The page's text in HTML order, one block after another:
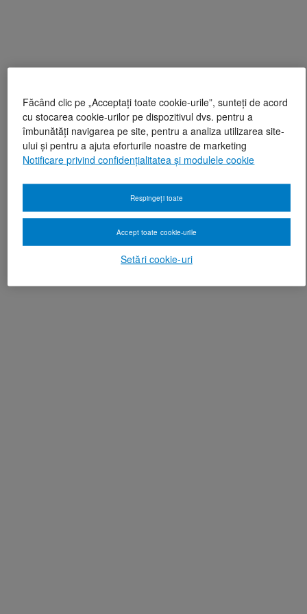
Făcând clic pe „Acceptați toate cookie-urile”, sunteți de acord
cu stocarea cookie-urilor pe dispozitivul dvs. pentru a
îmbunătăți navigarea pe site, pentru a analiza utilizarea site-
ului și pentru a ajuta eforturile noastre de marketing
Notificare privind confidențialitatea și modulele cookie
Setări cookie-uri
Respingeți toate
Accept toate cookie-urile